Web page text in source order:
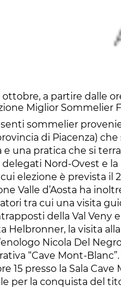
a partire dalle
Miglior Sommelier
sommelier
di Piacenza)
una pratica che si
Nord-Ovest e
elezione è prevista il
Valle d’Aosta ha
tra cui una visita
della Val Veny
Helbronner, la visita
Nicola Del
“Cave Mont-
15 presso la Sala
per la conquista del